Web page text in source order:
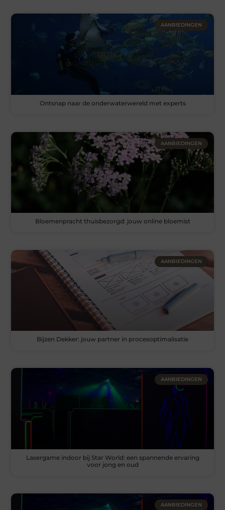
AANBIEDINGEN
Ontsnap naar de onderwaterwereld met experts
AANBIEDINGEN
Bloemenpracht thuisbezorgd: jouw online bloemist
AANBIEDINGEN
Bijzen Dekker: jouw partner in procesoptimalisatie
AANBIEDINGEN
Lasergame indoor bij Star World: een spannende ervaring
voor jong en oud
AANBIEDINGEN